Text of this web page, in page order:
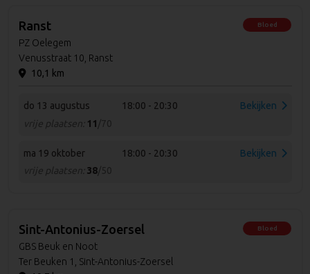
Ranst
PZ Oelegem
Venusstraat 10, Ranst
10,1 km
Bloed
do 13 augustus
18:00 - 20:30
vrije plaatsen: 11 /70
Bekijken
ma 19 oktober
18:00 - 20:30
vrije plaatsen: 38/50
Bekijken
Sint-Antonius-Zoersel
GBS Beuk en Noot
Ter Beuken 1, Sint-Antonius-Zoersel
Bloed